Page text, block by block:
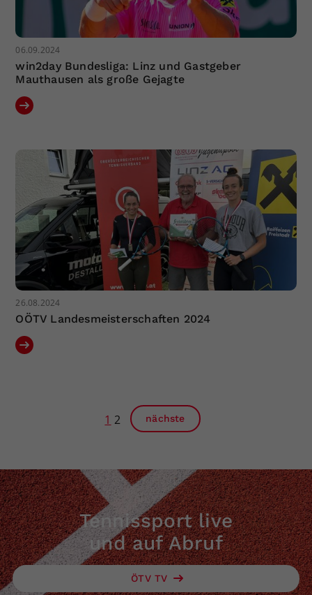
06.09.2024
win2day Bundesliga: Linz und Gastgeber
Mauthausen als große Gejagte
26.08.2024
OÖTV Landesmeisterschaften 2024
1 2 nächste
Tennissport live
und auf Abruf
ÖTV TV